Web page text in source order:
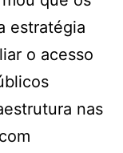
estratégia
o acesso
nas